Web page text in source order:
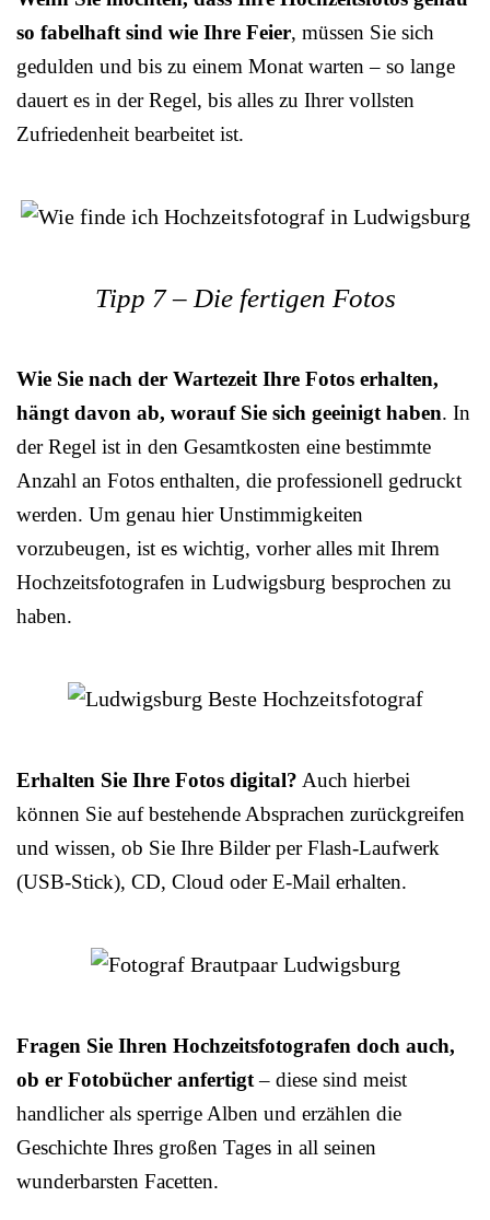
so fabelhaft sind wie Ihre Feier, müssen Sie sich
gedulden und bis zu einem Monat warten – so lange
dauert es in der Regel, bis alles zu Ihrer vollsten
Zufriedenheit bearbeitet ist.
Tipp 7 – Die fertigen Fotos
Wie Sie nach der Wartezeit Ihre Fotos erhalten,
hängt davon ab, worauf Sie sich geeinigt haben. In
der Regel ist in den Gesamtkosten eine bestimmte
Anzahl an Fotos enthalten, die professionell gedruckt
werden. Um genau hier Unstimmigkeiten
vorzubeugen, ist es wichtig, vorher alles mit Ihrem
Hochzeitsfotografen in Ludwigsburg besprochen zu
haben.
Erhalten Sie Ihre Fotos digital? Auch hierbei
können Sie auf bestehende Absprachen zurückgreifen
und wissen, ob Sie Ihre Bilder per Flash-Laufwerk
(USB-Stick), CD, Cloud oder E-Mail erhalten.
Fragen Sie Ihren Hochzeitsfotografen doch auch,
ob er Fotobücher anfertigt– diese sind meist
handlicher als sperrige Alben und erzählen die
Geschichte Ihres großen Tages in all seinen
wunderbarsten Facetten.